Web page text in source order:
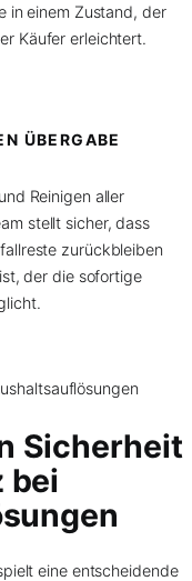
in einem Zustand, der
Käufer erleichtert.
ÜBERGABE
Reinigen aller
stellt sicher, dass
zurückbleiben
der die sofortige
Sicherheit
bei
eine entscheidende